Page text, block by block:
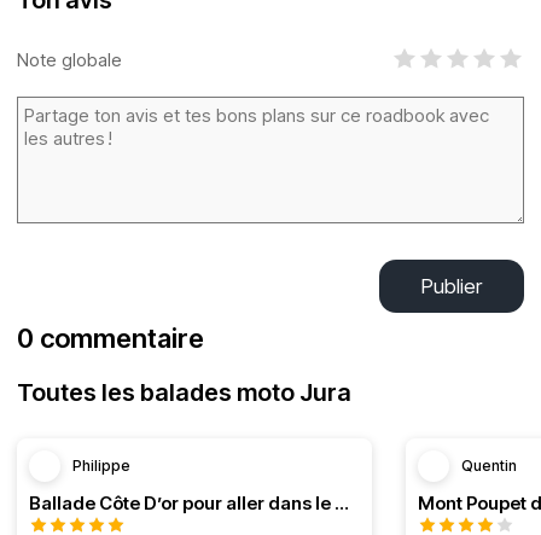
Note globale
Publier
0 commentaire
Toutes les balades moto Jura
Philippe
Ballade Côte D’or pour aller dans le Doubs
Quentin
Mont Poupet